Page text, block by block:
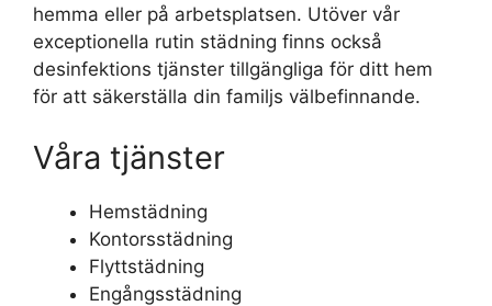
hemma eller på arbetsplatsen. Utöver vår
exceptionella rutin städning finns också
desinfektions tjänster tillgängliga för ditt hem
för att säkerställa din familjs välbefinnande.
Våra tjänster
Hemstädning
Kontorsstädning
Flyttstädning
Engångsstädning